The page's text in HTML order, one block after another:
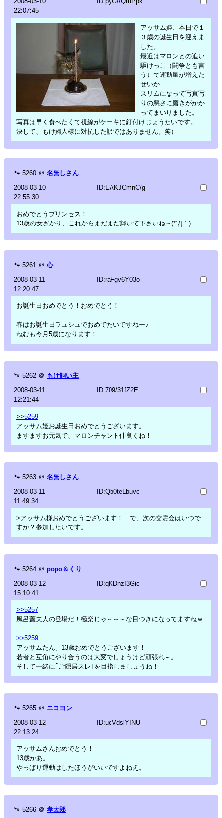
22:07:45
アッサム姫、本日で１
３歳の誕生日を迎えま
した。
最近はマロンとの追い
駆けっこ（闘争とも言
う）で運動量が増えた
せいか
スリムになって写真写
りの悪さに磨きがかか
ってまいりました。
写真は早く食べたくて視線がケーキに釘付けじょうたいです。
決して、もけ婦人様に対抗した訳ではありません。笑）
🐾 5260 ＠ 名無しさん
2008-03-10
22:55:30
ID:EAKJCmnC/g
おめでとうプリンセス！
13歳の女ざかり、これからまだまだ輝いて下さいね～(*´Д｀)
🐾 5261 ＠ 心
2008-03-11
12:20:47
ID:raFgv6Y03o
お誕生日おめでとう！おめでとう！
春はお誕生日ラュシュでおめでたいですねー♪
ねむも今月5歳になります！
🐾 5262 ＠ もけ飼い主
2008-03-11
12:21:44
ID:709/31fZ2E
>>5259
アッサム姫お誕生日おめでとうございます。
ますますお元気で、マロンチャント仲良くね！
🐾 5263 ＠ 名無しさん
2008-03-11
11:49:34
ID:Qb0teLbuvc
>アッサム様おめでとうございます！ で、次の交霊会はいつで
すか？参加したいです。
🐾 5264 ＠ popo＆くり
2008-03-12
15:10:41
ID:qKDnzI3Gic
>>5257
風呂蓋夫人の登場だ！極楽じゃ～～～な目つきになってますねｗ
>>5259
アッサムたん、13歳おめでとうございます！
若者と互角にやり合うのは大変でしょうけど頑張れ～。
そして一緒に｢ご隠居スレ｣を目指しましょうね！
🐾 5265 ＠ ニコヨン
2008-03-12
22:13:24
ID:ucVdslYINU
アッサムさんおめでとう！
13歳かあ。
やっぱり運動はしたほうがいいですよねえ。
🐾 5266 ＠ 孝太郎